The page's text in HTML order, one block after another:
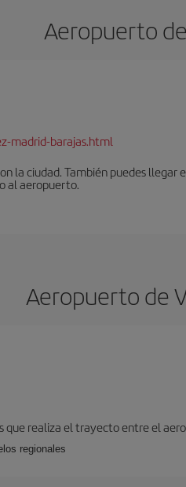
Aeropuerto
madrid-barajas.html
la ciudad. También puedes llegar
al aeropuerto.
Aeropuerto de
que realiza el trayecto entre el
regionales